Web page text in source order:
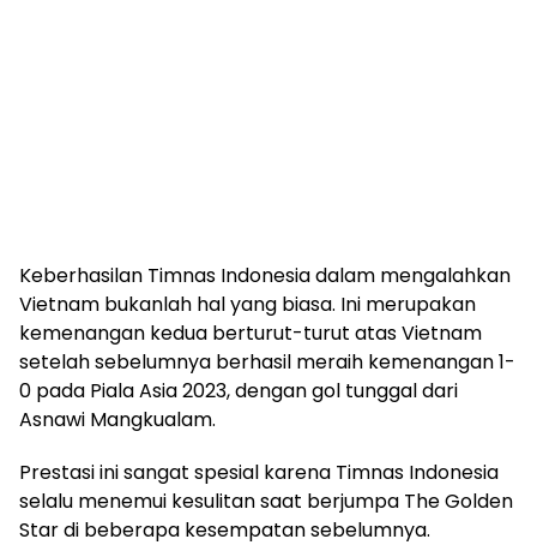
Keberhasilan Timnas Indonesia dalam mengalahkan
Vietnam bukanlah hal yang biasa. Ini merupakan
kemenangan kedua berturut-turut atas Vietnam
setelah sebelumnya berhasil meraih kemenangan 1-
0 pada Piala Asia 2023, dengan gol tunggal dari
Asnawi Mangkualam.
Prestasi ini sangat spesial karena Timnas Indonesia
selalu menemui kesulitan saat berjumpa The Golden
Star di beberapa kesempatan sebelumnya.